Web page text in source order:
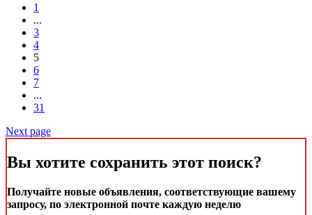
1
...
3
4
5
6
7
...
31
Next page
Вы хотите сохранить этот поиск?
Получайте новые объявления, соответствующие вашему
запросу, по электронной почте каждую неделю